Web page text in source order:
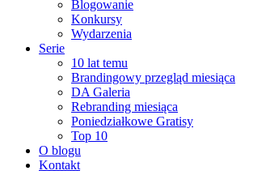
Blogowanie
Konkursy
Wydarzenia
Serie
10 lat temu
Brandingowy przegląd miesiąca
DA Galeria
Rebranding miesiąca
Poniedziałkowe Gratisy
Top 10
O blogu
Kontakt